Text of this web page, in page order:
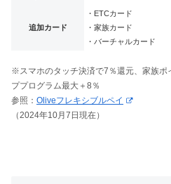
追加カード
・ETCカード
・家族カード
・バーチャルカード
※スマホのタッチ決済で7％還元、家族ポ
ププログラム最大＋8％
参照： Oliveフレキシブルペイ
（2024年10月7日現在）